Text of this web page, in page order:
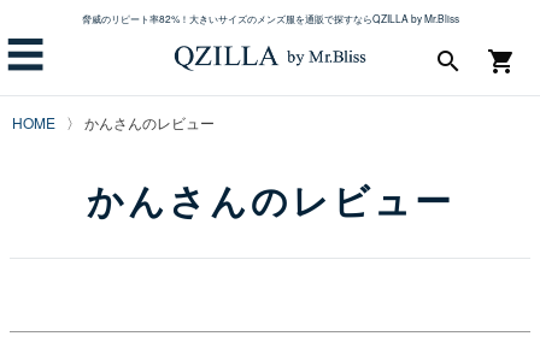
脅威のリピート率82%！大きいサイズのメンズ服を通販で探すならQZILLA by Mr.Bliss
☰ shopping_cart
search
HOME かんさんのレビュー
かんさんのレビュー